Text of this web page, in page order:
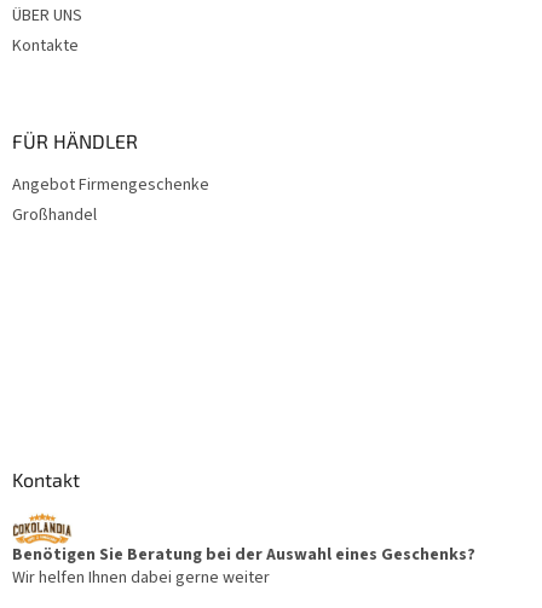
ÜBER UNS
Kontakte
FÜR HÄNDLER
Angebot Firmengeschenke
Großhandel
Kontakt
Benötigen Sie Beratung bei der Auswahl eines Geschenks?
Wir helfen Ihnen dabei gerne weiter